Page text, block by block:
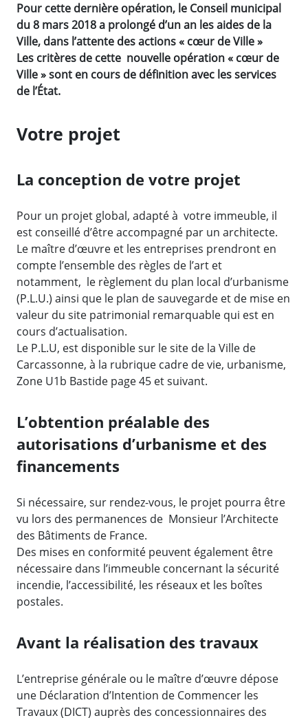
Pour cette dernière opération, le Conseil municipal
du 8 mars 2018 a prolongé d’un an les aides de la
Ville, dans l’attente des actions « cœur de Ville »
Les critères de cette nouvelle opération « cœur de
Ville » sont en cours de définition avec les services
de l’État.
Votre projet
La conception de votre projet
Pour un projet global, adapté à votre immeuble, il
est conseillé d’être accompagné par un architecte.
Le maître d’œuvre et les entreprises prendront en
compte l’ensemble des règles de l’art et
notamment, le règlement du plan local d’urbanisme
(P.L.U.) ainsi que le plan de sauvegarde et de mise en
valeur du site patrimonial remarquable qui est en
cours d’actualisation.
Le P.L.U, est disponible sur le site de la Ville de
Carcassonne, à la rubrique cadre de vie, urbanisme,
Zone U1b Bastide page 45 et suivant.
L’obtention préalable des
autorisations d’urbanisme et des
financements
Si nécessaire, sur rendez-vous, le projet pourra être
vu lors des permanences de Monsieur l’Architecte
des Bâtiments de France.
Des mises en conformité peuvent également être
nécessaire dans l’immeuble concernant la sécurité
incendie, l’accessibilité, les réseaux et les boîtes
postales.
Avant la réalisation des travaux
L’entreprise générale ou le maître d’œuvre dépose
une Déclaration d’Intention de Commencer les
Travaux (DICT) auprès des concessionnaires des